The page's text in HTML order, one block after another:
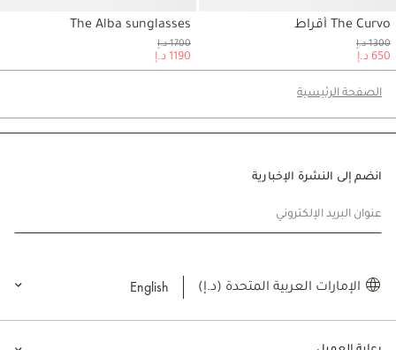
The Curvo أقراط
1300 د.إ
650 د.إ
The Alba sunglasses
1700 د.إ
1190 د.إ
الصفحة الرئيسية
انضم إلى النشرة الإخبارية
عنوان البريد الإلكتروني
الإمارات العربية المتحدة (د.إ) English